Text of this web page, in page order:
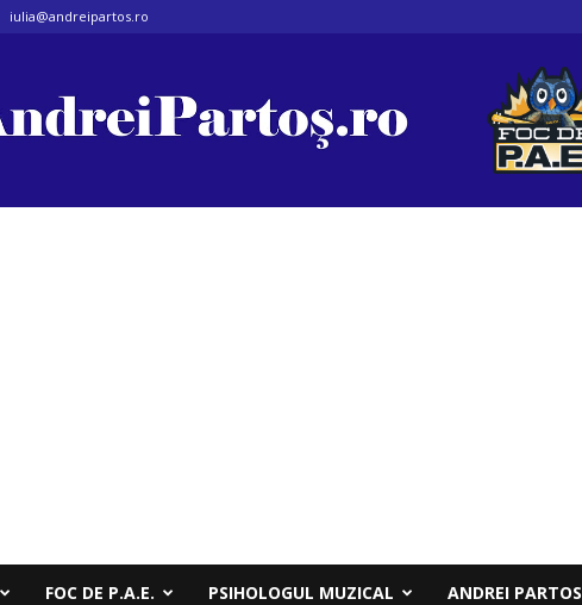
iulia@andreipartos.ro
FOC DE P.A.E. PSIHOLOGUL MUZICAL ANDREI PARTOS